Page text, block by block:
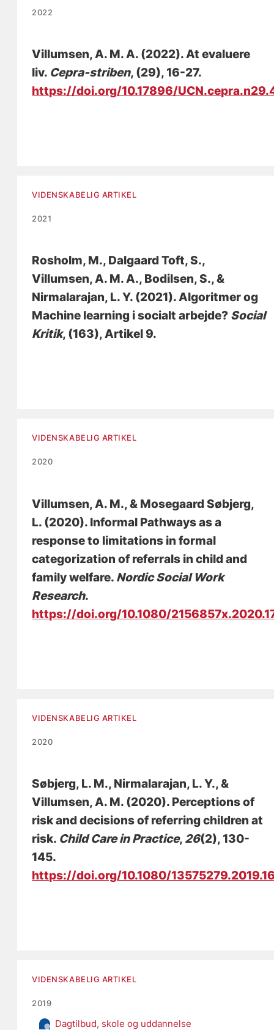
2022
Villumsen, A. M. A. (2022).At evaluere
liv. Cepra-striben, (29), 16-27.
https://doi.org/10.17896/
VIDENSKABELIG ARTIKEL
2021
Rosholm, M., Dalgaard Toft, S.,
Villumsen, A. M. A., Bodilsen, S., &
Nirmalarajan, L. Y. (2021).Algoritmer og
Machine learning i socialt arbejde? Social
Kritik, (163), Artikel 9.
VIDENSKABELIG ARTIKEL
2020
Villumsen, A. M., & Mosegaard Søbjerg,
L. (2020). Informal Pathways as a
response to limitations in formal
categorization of referrals in child and
family welfare. Nordic Social Work
Research.
https://doi.org/10.1080/
VIDENSKABELIG ARTIKEL
2020
Søbjerg, L. M., Nirmalarajan, L. Y., &
Villumsen, A. M. (2020). Perceptions of
risk and decisions of referring children at
risk. Child Care in Practice, 26(2), 130-
145.
https://doi.org/10.1080/
VIDENSKABELIG ARTIKEL
2019
Dagtilbud, skole og uddannelse